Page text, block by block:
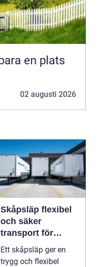
02 augusti 2026
Skåpsläp flexibel
och säker
transport för
företag och
privatpersoner
Ett skåpsläp ger en
trygg och flexibel